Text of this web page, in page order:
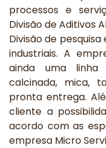
processos e
Divisão de Aditivos
Divisão de
industriais. A
ainda uma linha
calcinada, mica,
pronta entrega.
cliente a
acordo com as
empresa Micro